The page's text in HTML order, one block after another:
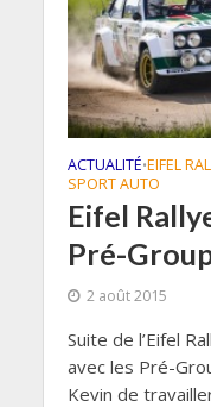
ACTUALITÉ•EIFEL
SPORT AUTO
Eifel
Pré-
2 août 2015
Suite de l’Eifel
avec les Pré-
Kevin de